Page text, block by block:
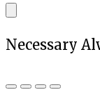
Necessary